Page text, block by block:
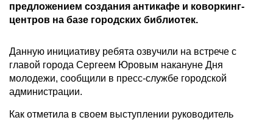
предложением создания антикафе и коворкинг-
центров на базе городских библиотек.
Данную инициативу ребята озвучили на встрече с
главой города Сергеем Юровым накануне Дня
молодежи, сообщили в пресс-службе городской
администрации.
Как отметила в своем выступлении руководитель